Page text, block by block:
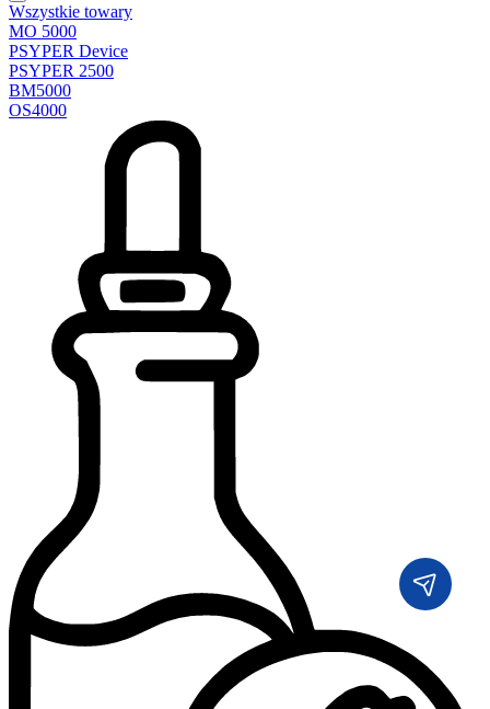
Wszystkie towary
MO 5000
PSYPER Device
PSYPER 2500
BM5000
OS4000